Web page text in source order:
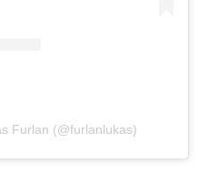
Furlan (@furlanlukas)